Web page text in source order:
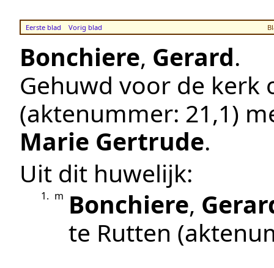
Eerste blad Vorig blad
Bonchiere, Gerard.
Gehuwd voor de kerk
(aktenummer: 21,1)
Marie Gertrude.
Uit dit huwelijk:
1. m Bonchiere,
te Rutten